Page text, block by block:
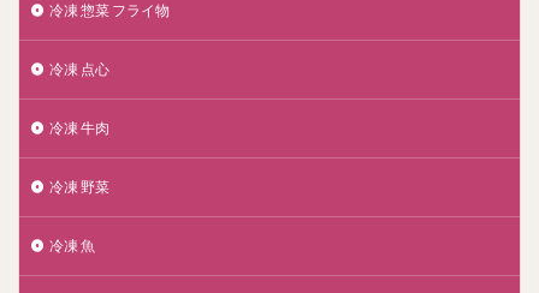
冷凍 惣菜 フライ物
冷凍 点心
冷凍 牛肉
冷凍 野菜
冷凍 魚